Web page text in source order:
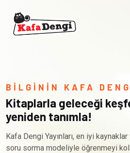
BİLGİNİN KAFA
Kitaplarla geleceği
yeniden tanımla!
Kafa Dengi Yayınları, en iyi
soru sorma modeliyle öğrenmeyi